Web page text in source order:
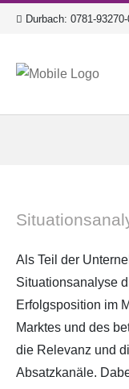
Durbach: 0781-
Als Teil der
Situationsanalyse
Erfolgsposition im
Marktes und des
die Relevanz und
Absatzkanäle.